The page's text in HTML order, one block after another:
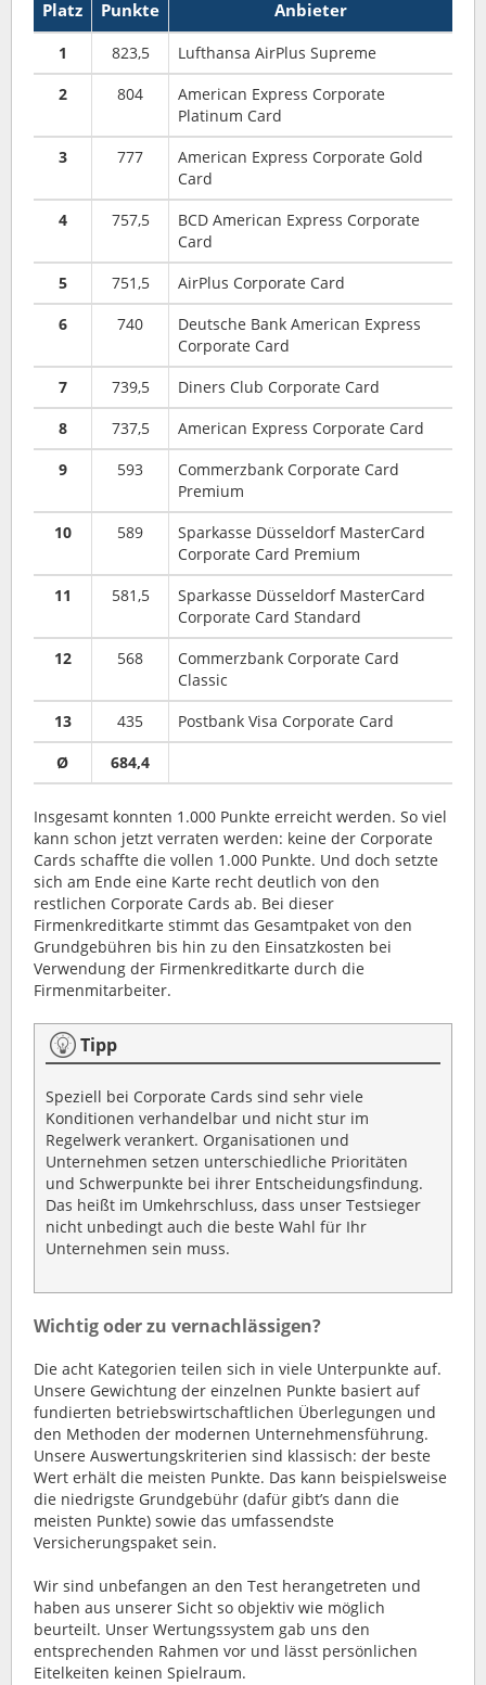
Platz Punkte Anbieter
1 823,5
Lufthansa AirPlus Supreme
2
804
American Express Corporate
Platinum Card
3
777
American Express Corporate Gold
Card
4
757,5
BCD American Express Corporate
Card
5
751,5
AirPlus Corporate Card
6
740
Deutsche Bank American Express
Corporate Card
7
739,5
Diners Club Corporate Card
8
737,5
American Express Corporate Card
9
593
Commerzbank Corporate Card
Premium
10
589
Sparkasse Düsseldorf MasterCard
Corporate Card Premium
11
581,5
Sparkasse Düsseldorf MasterCard
Corporate Card Standard
12
568
Commerzbank Corporate Card
Classic
13
435
Postbank Visa Corporate Card
Ø
684,4
Insgesamt konnten 1.000 Punkte erreicht werden. So viel
kann schon jetzt verraten werden: keine der Corporate
Cards schaffte die vollen 1.000 Punkte. Und doch setzte
sich am Ende eine Karte recht deutlich von den
restlichen Corporate Cards ab. Bei dieser
Firmenkreditkarte stimmt das Gesamtpaket von den
Grundgebühren bis hin zu den Einsatzkosten bei
Verwendung der Firmenkreditkarte durch die
Firmenmitarbeiter.
Tipp
Speziell bei Corporate Cards sind sehr viele
Konditionen verhandelbar und nicht stur im
Regelwerk verankert. Organisationen und
Unternehmen setzen unterschiedliche Prioritäten
und Schwerpunkte bei ihrer Entscheidungsfindung.
Das heißt im Umkehrschluss, dass unser Testsieger
nicht unbedingt auch die beste Wahl für Ihr
Unternehmen sein muss.
Wichtig oder zu vernachlässigen?
Die acht Kategorien teilen sich in viele Unterpunkte auf.
Unsere Gewichtung der einzelnen Punkte basiert auf
fundierten betriebswirtschaftlichen Überlegungen und
den Methoden der modernen Unternehmensführung.
Unsere Auswertungskriterien sind klassisch: der beste
Wert erhält die meisten Punkte. Das kann beispielsweise
die niedrigste Grundgebühr (dafür gibt’s dann die
meisten Punkte) sowie das umfassendste
Versicherungspaket sein.
Wir sind unbefangen an den Test herangetreten und
haben aus unserer Sicht so objektiv wie möglich
beurteilt. Unser Wertungssystem gab uns den
entsprechenden Rahmen vor und lässt persönlichen
Eitelkeiten keinen Spielraum.